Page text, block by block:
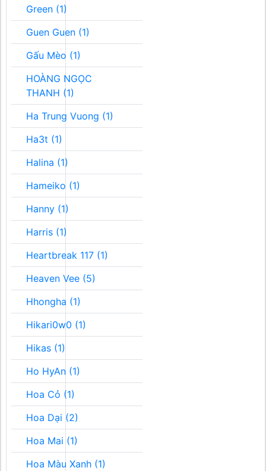
Green (1)
Guen Guen (1)
Gấu Mèo (1)
HOÀNG NGỌC
THANH (1)
Ha Trung Vuong (1)
Ha3t (1)
Halina (1)
Hameiko (1)
Hanny (1)
Harris (1)
Heartbreak 117 (1)
Heaven Vee (5)
Hhongha (1)
Hikari0w0 (1)
Hikas (1)
Ho HyAn (1)
Hoa Cỏ (1)
Hoa Dại (2)
Hoa Mai (1)
Hoa Màu Xanh (1)